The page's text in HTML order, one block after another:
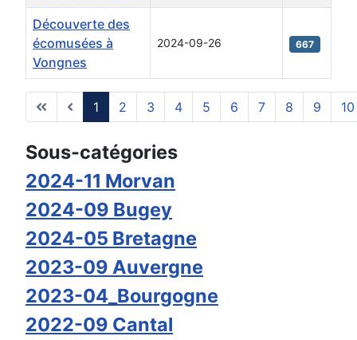
Découverte des
écomusées à
Vongnes
2024-09-26 667
Page 1 sur 14
1 2 3 4 5 6 7 8 9 10
Sous-catégories
2024-11 Morvan
2024-09 Bugey
2024-05 Bretagne
2023-09 Auvergne
2023-04_Bourgogne
2022-09 Cantal